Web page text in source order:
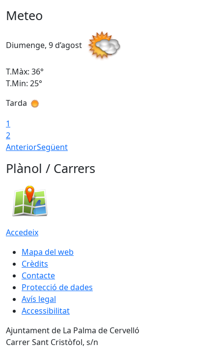
Meteo
Diumenge, 9 d’agost
T.Màx: 36°
T.Min: 25°
Tarda
1
2
AnteriorSegüent
Plànol / Carrers
Accedeix
Mapa del web
Crèdits
Contacte
Protecció de dades
Avís legal
Accessibilitat
Ajuntament de La Palma de Cervelló
Carrer Sant Cristòfol, s/n